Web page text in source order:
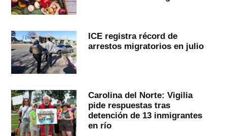
ICE registra récord de
arrestos migratorios en julio
Carolina del Norte: Vigilia
pide respuestas tras
detención de 13 inmigrantes
en río